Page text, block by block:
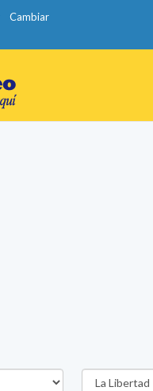
Cambiar
Departamento